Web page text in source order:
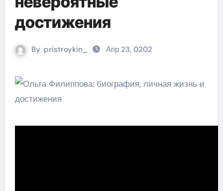
достижения
By pristroykin_ Апр 23, 0202